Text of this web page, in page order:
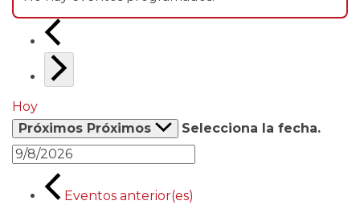
Hoy
Próximos Próximos Selecciona la fecha.
Eventos anterior(es)